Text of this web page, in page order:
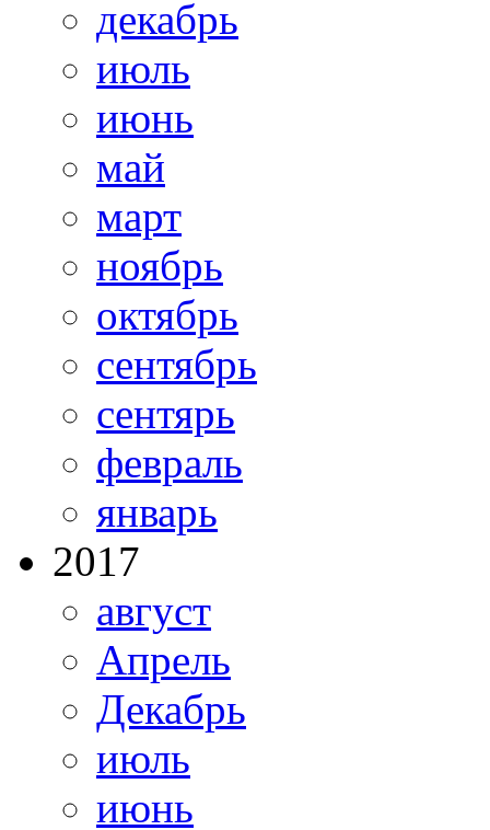
декабрь
июль
июнь
май
март
ноябрь
октябрь
сентябрь
сентярь
февраль
январь
2017
август
Апрель
Декабрь
июль
июнь